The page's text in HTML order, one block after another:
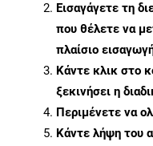
Εισαγάγετε τη
που θέλετε να
πλαίσιο
Κάντε κλικ στο
ξεκινήσει η
Περιμένετε να
Κάντε λήψη του